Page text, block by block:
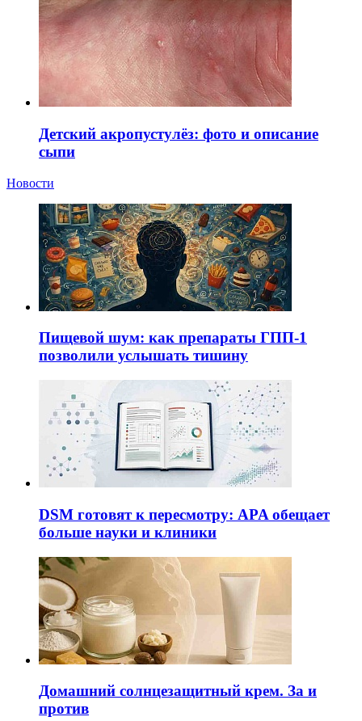
Детский акропустулёз: фото и описание
сыпи
Новости
Пищевой шум: как препараты ГПП-1
позволили услышать тишину
DSM готовят к пересмотру: APA обещает
больше науки и клиники
Домашний солнцезащитный крем. За и
против